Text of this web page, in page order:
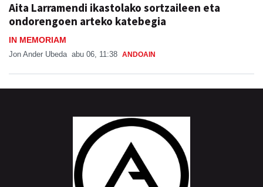
Aita Larramendi ikastolako sortzaileen eta
ondorengoen arteko katebegia
IN MEMORIAM
Jon Ander Ubeda abu 06, 11:38 ANDOAIN